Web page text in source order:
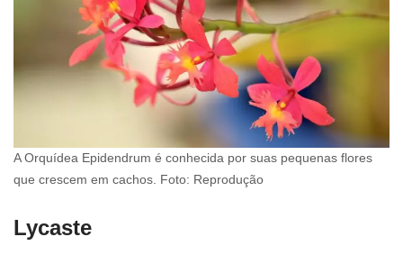
A Orquídea Epidendrum é conhecida por suas pequenas flores
que crescem em cachos. Foto: Reprodução
Lycaste